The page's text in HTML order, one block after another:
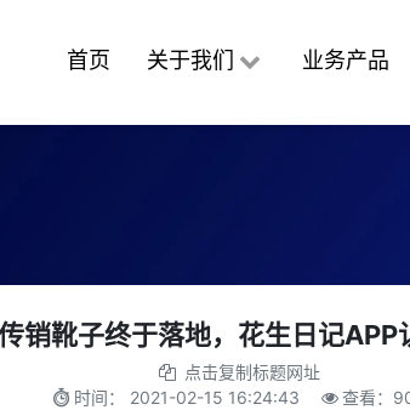
首页 关于我们 业务产品
销靴子终于落地，花生日记
点击复制标题网址
时间： 2021-02-15 16:24:43 查看：